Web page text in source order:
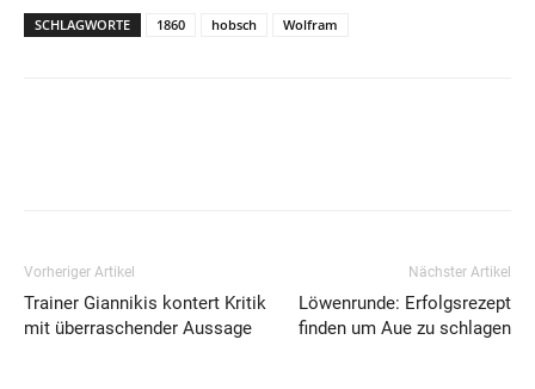
SCHLAGWORTE 1860 hobsch Wolfram
Vorheriger Artikel
Trainer Giannikis kontert Kritik
mit überraschender Aussage
Nächster Artikel
Löwenrunde: Erfolgsrezept
finden um Aue zu schlagen